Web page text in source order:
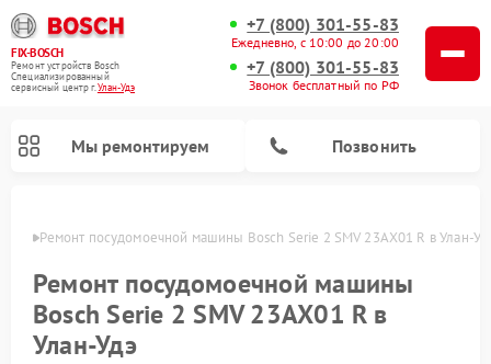
FIX-BOSCH
Ремонт устройств Bosch
Специализированный
cервисный центр г.Улан-Удэ
+7 (800) 301-55-83
Ежедневно, с 10:00 до 20:00
+7 (800) 301-55-83
Звонок бесплатный по РФ
Мы ремонтируем Позвонить
Ремонт посудомоечной машины Bosch Serie 2 SMV 23AX01 R в Улан-
Ремонт посудомоечной машины
Bosch Serie 2 SMV 23AX01 R в
Улан-Удэ